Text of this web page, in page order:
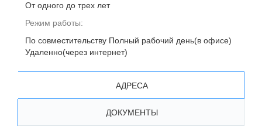
От одного до трех лет
Режим работы:
По совместительству Полный рабочий день(в офисе)
Удаленно(через интернет)
АДРЕСА
ДОКУМЕНТЫ